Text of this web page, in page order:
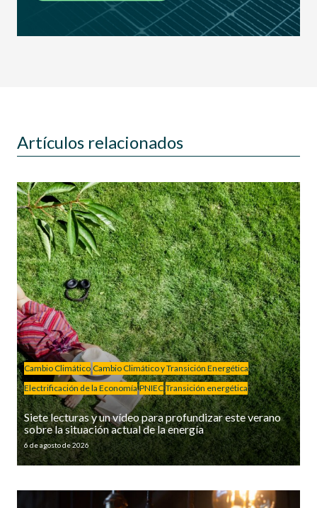
Artículos relacionados
Cambio Climático Cambio Climático y Transición Energética
Electrificación de la Economía PNIEC Transición energética
Siete lecturas y un vídeo para profundizar este verano
sobre la situación actual de la energía
6 de agosto de 2026